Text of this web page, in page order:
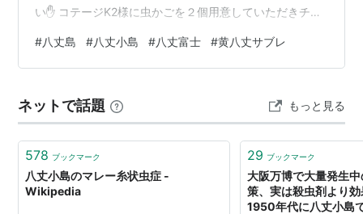
なお、現在では全島が都有地となっており、船着き場か
ら旧集落までの道は都道で、現在でも管理されており、
い✋ コテージK2様に虫かごを２個用意していただきチェ
子には最高のコテージでした❗(虫が多くカップルには向い
てません😅) travel.rakuten.co.jp 八丈島空港に到着しま
行機です。早すぎると空港ビルがオープンしてません。
お土産屋さんは朝からオープンしてました❗ ↑今回…
#八丈島 #八丈小島 #八丈富士 #黄八丈サブレ
ネットで話題 もっと見る
578 ブックマーク
八丈小島のマレー糸状虫症 -
Wikipedia
29 ブックマーク
大阪万博で大量発生
策、実は殺虫剤より
1950年代に八丈小島